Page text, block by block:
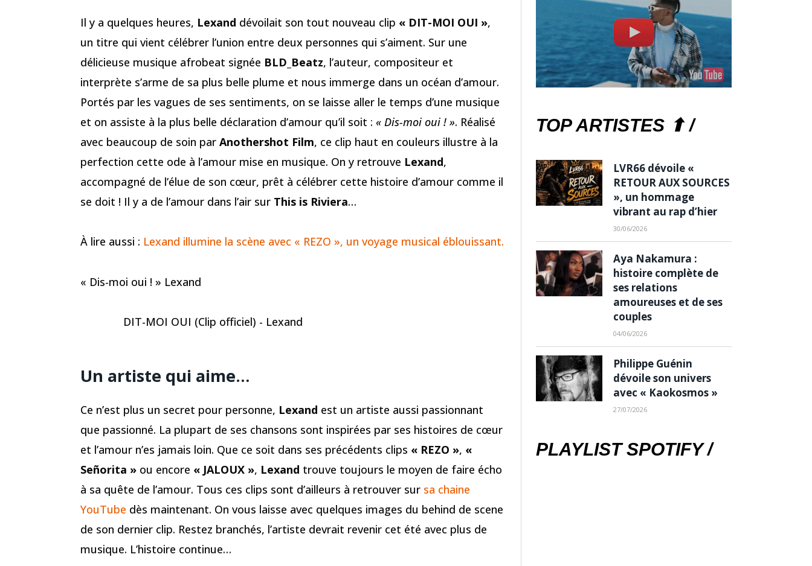
Il y a quelques heures, Lexand dévoilait son tout nouveau clip « DIT-MOI OUI »,
un titre qui vient célébrer l’union entre deux personnes qui s’aiment. Sur une
délicieuse musique afrobeat signée BLD_Beatz, l’auteur, compositeur et
interprète s’arme de sa plus belle plume et nous immerge dans un océan d’amour.
Portés par les vagues de ses sentiments, on se laisse aller le temps d’une musique
et on assiste à la plus belle déclaration d’amour qu’il soit : « Dis-moi oui ! ». Réalisé
avec beaucoup de soin par Anothershot Film, ce clip haut en couleurs illustre à la
perfection cette ode à l’amour mise en musique. On y retrouve Lexand,
accompagné de l’élue de son cœur, prêt à célébrer cette histoire d’amour comme il
se doit ! Il y a de l’amour dans l’air sur This is Riviera…
À lire aussi : Lexand illumine la scène avec « REZO », un voyage musical éblouissant.
« Dis-moi oui ! » Lexand
DIT-MOI OUI (Clip officiel) - Lexand
Un artiste qui aime…
Ce n’est plus un secret pour personne, Lexand est un artiste aussi passionnant
que passionné. La plupart de ses chansons sont inspirées par ses histoires de cœur
et l’amour n’es jamais loin. Que ce soit dans ses précédents clips « REZO », «
Señorita » ou encore « JALOUX », Lexand trouve toujours le moyen de faire écho
à sa quête de l’amour. Tous ces clips sont d’ailleurs à retrouver sur sa chaine
YouTube dès maintenant. On vous laisse avec quelques images du behind de scene
de son dernier clip. Restez branchés, l’artiste devrait revenir cet été avec plus de
musique. L’histoire continue…
TOP ARTISTES ⬆ /
LVR66 dévoile «
RETOUR AUX SOURCES
», un hommage
vibrant au rap d’hier
30/06/2026
Aya Nakamura :
histoire complète de
ses relations
amoureuses et de ses
couples
04/06/2026
Philippe Guénin
dévoile son univers
avec « Kaokosmos »
27/07/2026
PLAYLIST SPOTIFY /